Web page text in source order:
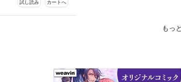
試し読み カートへ
もっ